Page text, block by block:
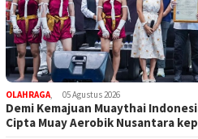
OLAHRAGA 05 Agustus 2026
Demi Kemajuan Muaythai
Cipta Muay Aerobik Nusantara